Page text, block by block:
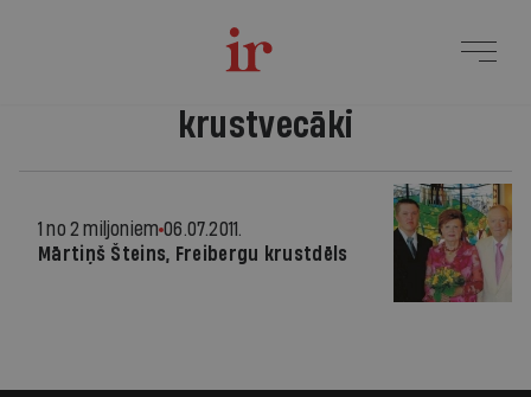
krustvecāki
1 no 2 miljoniem 06.07.2011.
Mārtiņš Šteins, Freibergu krustdēls